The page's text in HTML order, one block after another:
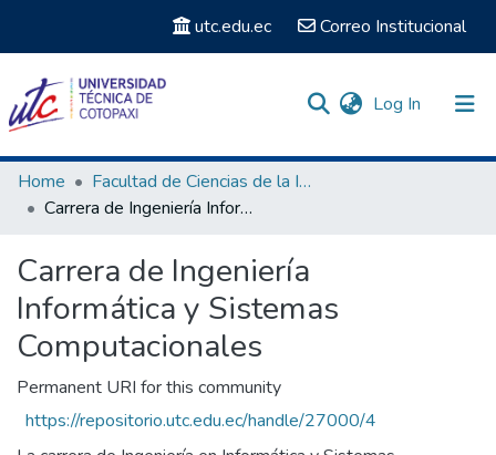
utc.edu.ec Correo Institucional
Log In (current)
Communities & Collections
Statistics
Home
Facultad de Ciencias de la Ingeniería y Aplicadas
Carrera de Ingeniería Informática y Sistemas Computacionales
Carrera de Ingeniería
Informática y Sistemas
Computacionales
Permanent URI for this community
https://repositorio.utc.edu.ec/handle/27000/4